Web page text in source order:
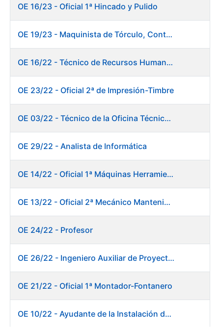
OE 16/23 - Oficial 1ª Hincado y Pulido
OE 19/23 - Maquinista de Tórculo, Contado, Empaquetado e Inutilización de Moneda
OE 16/22 - Técnico de Recursos Humanos
OE 23/22 - Oficial 2ª de Impresión-Timbre
OE 03/22 - Técnico de la Oficina Técnica de Producto (Fábrica de Papel)
OE 29/22 - Analista de Informática
OE 14/22 - Oficial 1ª Máquinas Herramientas y Control Numérico
OE 13/22 - Oficial 2ª Mecánico Mantenimiento Central
OE 24/22 - Profesor
OE 26/22 - Ingeniero Auxiliar de Proyectos
OE 21/22 - Oficial 1ª Montador-Fontanero
OE 10/22 - Ayudante de la Instalación de Preparación de Pastas